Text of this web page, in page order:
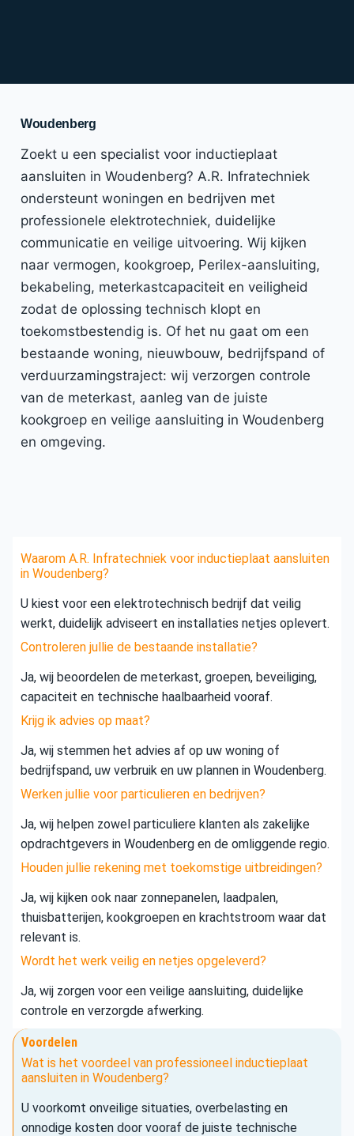
Woudenberg
Zoekt u een specialist voor inductieplaat
aansluiten in Woudenberg? A.R. Infratechniek
ondersteunt woningen en bedrijven met
professionele elektrotechniek, duidelijke
communicatie en veilige uitvoering. Wij kijken
naar vermogen, kookgroep, Perilex-aansluiting,
bekabeling, meterkastcapaciteit en veiligheid
zodat de oplossing technisch klopt en
toekomstbestendig is. Of het nu gaat om een
bestaande woning, nieuwbouw, bedrijfspand of
verduurzamingstraject: wij verzorgen controle
van de meterkast, aanleg van de juiste
kookgroep en veilige aansluiting in Woudenberg
en omgeving.
Waarom A.R. Infratechniek voor inductieplaat aansluiten
in Woudenberg?
U kiest voor een elektrotechnisch bedrijf dat veilig
werkt, duidelijk adviseert en installaties netjes oplevert.
Controleren jullie de bestaande installatie?
Ja, wij beoordelen de meterkast, groepen, beveiliging,
capaciteit en technische haalbaarheid vooraf.
Krijg ik advies op maat?
Ja, wij stemmen het advies af op uw woning of
bedrijfspand, uw verbruik en uw plannen in Woudenberg.
Werken jullie voor particulieren en bedrijven?
Ja, wij helpen zowel particuliere klanten als zakelijke
opdrachtgevers in Woudenberg en de omliggende regio.
Houden jullie rekening met toekomstige uitbreidingen?
Ja, wij kijken ook naar zonnepanelen, laadpalen,
thuisbatterijen, kookgroepen en krachtstroom waar dat
relevant is.
Wordt het werk veilig en netjes opgeleverd?
Ja, wij zorgen voor een veilige aansluiting, duidelijke
controle en verzorgde afwerking.
Voordelen
Wat is het voordeel van professioneel inductieplaat
aansluiten in Woudenberg?
U voorkomt onveilige situaties, overbelasting en
onnodige kosten door vooraf de juiste technische